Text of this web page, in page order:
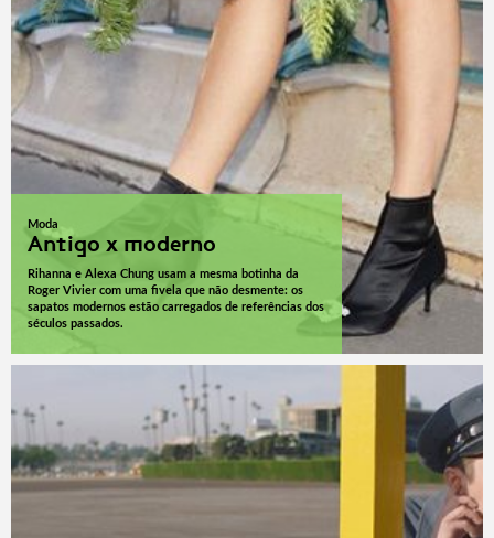
Moda
Antigo x moderno
Rihanna e Alexa Chung usam a mesma botinha da
Roger Vivier com uma fivela que não desmente: os
sapatos modernos estão carregados de referências dos
séculos passados.